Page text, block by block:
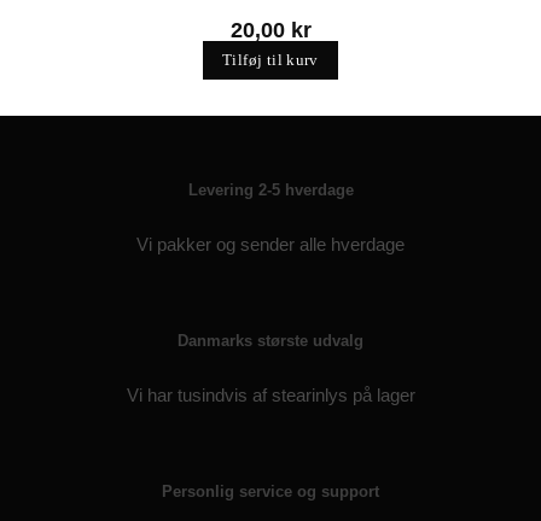
20,00 kr
Tilføj til kurv
Levering 2-5 hverdage
Vi pakker og sender alle hverdage
Danmarks største udvalg
Vi har tusindvis af stearinlys på lager
Personlig service og support